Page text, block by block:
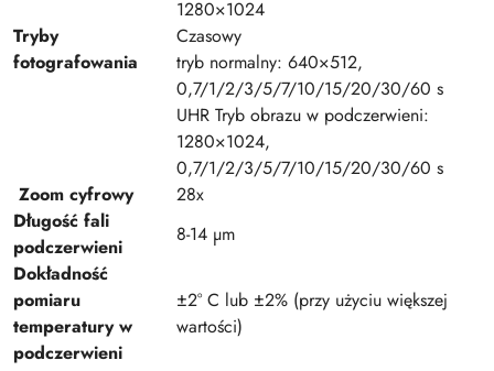
Tryby
fotografowania
1280×1024
Czasowy
tryb normalny: 640×512,
0,7/1/2/3/5/7/10/15/20/30/60 s
UHR Tryb obrazu w podczerwieni:
1280×1024,
0,7/1/2/3/5/7/10/15/20/30/60 s
Zoom cyfrowy
28x
Długość fali
podczerwieni
8-14 µm
Dokładność
pomiaru
temperatury w
podczerwieni
±2° C lub ±2% (przy użyciu większej
wartości)